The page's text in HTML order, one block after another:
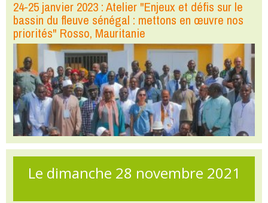
24-25 janvier 2023 : Atelier "Enjeux et défis sur le
bassin du fleuve sénégal : mettons en œuvre nos
priorités" Rosso, Mauritanie
Le dimanche 28 novembre 2021